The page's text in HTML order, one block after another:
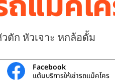
ตัก หัวเจาะ หกล้อดั้ม
Facebook
แต้มบริการให้เช่ารถแม็คโคร